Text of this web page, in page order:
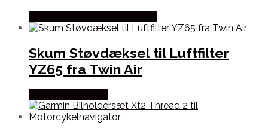
Skum Støvdæksel til Luftfilter
YZ65 fra Twin Air